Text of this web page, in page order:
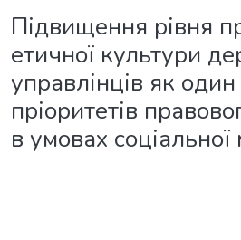
Підвищення рівня
етичної культури
управлінців як один
пріоритетів
в умовах соціальної